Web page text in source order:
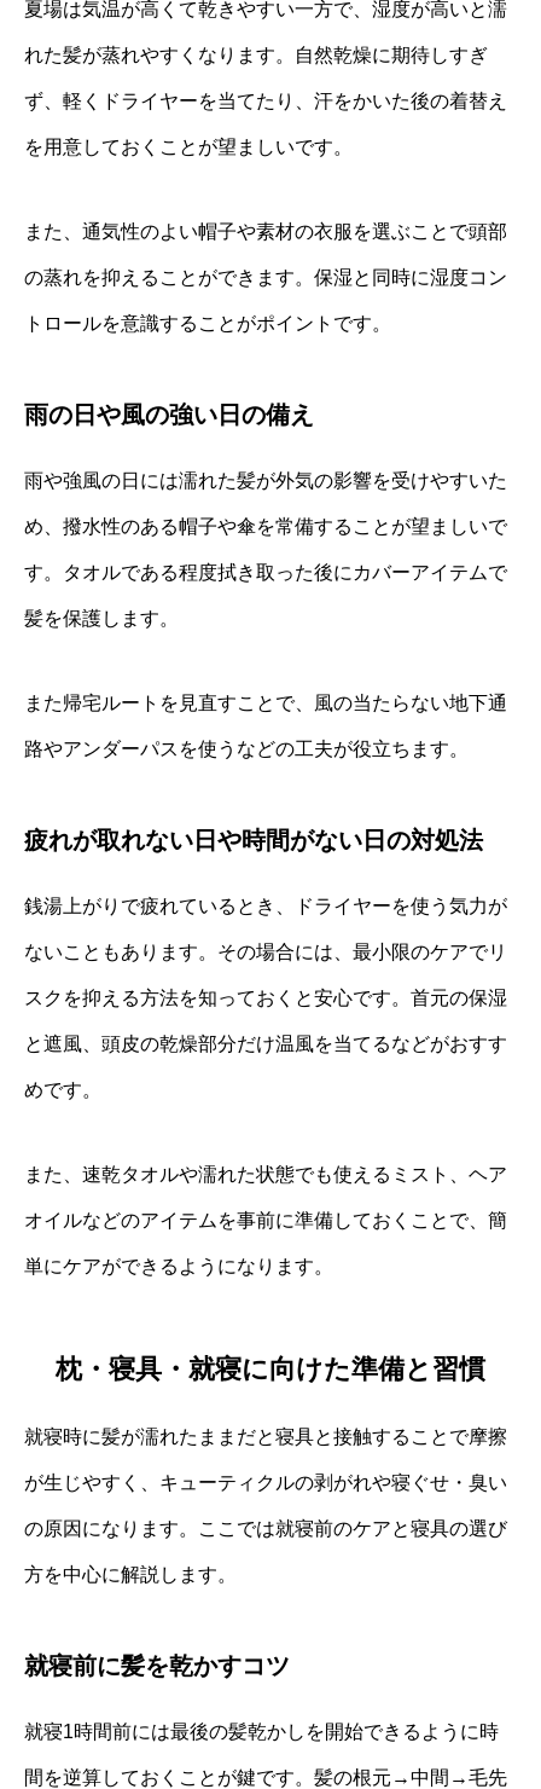
夏場は気温が高くて乾きやすい一方で、湿度が高いと濡
れた髪が蒸れやすくなります。自然乾燥に期待しすぎ
ず、軽くドライヤーを当てたり、汗をかいた後の着替え
を用意しておくことが望ましいです。
また、通気性のよい帽子や素材の衣服を選ぶことで頭部
の蒸れを抑えることができます。保湿と同時に湿度コン
トロールを意識することがポイントです。
雨の日や風の強い日の備え
雨や強風の日には濡れた髪が外気の影響を受けやすいた
め、撥水性のある帽子や傘を常備することが望ましいで
す。タオルである程度拭き取った後にカバーアイテムで
髪を保護します。
また帰宅ルートを見直すことで、風の当たらない地下通
路やアンダーパスを使うなどの工夫が役立ちます。
疲れが取れない日や時間がない日の対処法
銭湯上がりで疲れているとき、ドライヤーを使う気力が
ないこともあります。その場合には、最小限のケアでリ
スクを抑える方法を知っておくと安心です。首元の保湿
と遮風、頭皮の乾燥部分だけ温風を当てるなどがおすす
めです。
また、速乾タオルや濡れた状態でも使えるミスト、ヘア
オイルなどのアイテムを事前に準備しておくことで、簡
単にケアができるようになります。
枕・寝具・就寝に向けた準備と習慣
就寝時に髪が濡れたままだと寝具と接触することで摩擦
が生じやすく、キューティクルの剥がれや寝ぐせ・臭い
の原因になります。ここでは就寝前のケアと寝具の選び
方を中心に解説します。
就寝前に髪を乾かすコツ
就寝1時間前には最後の髪乾かしを開始できるように時
間を逆算しておくことが鍵です。髪の根元→中間→毛先